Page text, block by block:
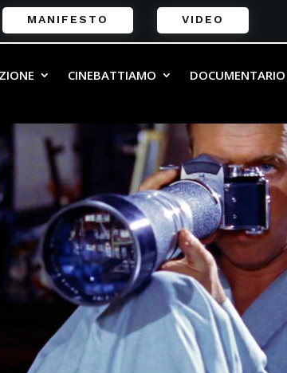
MANIFESTO VIDEO
CINEBATTIAMO DOCUMENTARIO